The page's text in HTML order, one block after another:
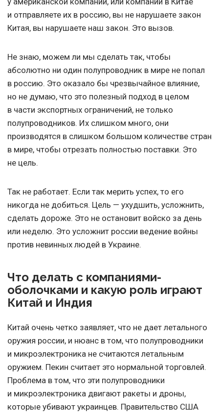
и отправляете их в россию, вы не нарушаете закон
Китая, вы нарушаете наш закон. Это вызов.
Не знаю, можем ли мы сделать так, чтобы
абсолютно ни один полупроводник в мире не попал
в россию. Это оказало бы чрезвычайное влияние,
но не думаю, что это полезный подход в целом
в части экспортных ограничений, не только
полупроводников. Их слишком много, они
производятся в слишком большом количестве стран
в мире, чтобы отрезать полностью поставки. Это
не цель.
Так не работает. Если так мерить успех, то его
никогда не добиться. Цель — ухудшить, усложнить,
сделать дороже. Это не остановит войско за день
или неделю. Это усложнит россии ведение войны
против невинных людей в Украине.
Что делать с компаниями-
оболочками и какую роль играют
Китай и Индия
Китай очень четко заявляет, что не дает летального
оружия россии, и нюанс в том, что полупроводники
и микроэлектроника не считаются летальным
оружием. Пекин считает это нормальной торговлей.
Проблема в том, что эти полупроводники
и микроэлектроника двигают ракеты и дроны,
которые убивают украинцев. Правительство США